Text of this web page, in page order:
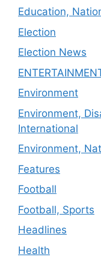
Education,
Election
Election News
Environment
Environment,
International
Environment,
Features
Football
Football, Sports
Headlines
Health